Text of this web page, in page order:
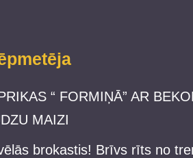
“ FORMIŅĀ” AR
MAIZI
brokastis! Brīvs rīts no